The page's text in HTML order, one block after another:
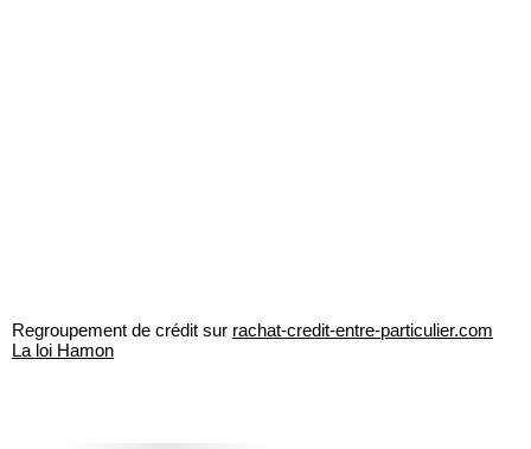
Regroupement de crédit sur rachat-credit-entre-particulier.com
La loi Hamon